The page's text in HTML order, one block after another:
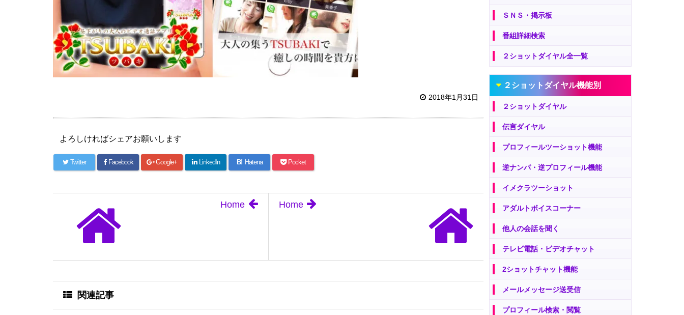
2018年1月31日
よろしければシェアお願いします
Twitter Facebook Google+ LinkedIn B! Hatena Pocket
Home
Home
関連記事
ＳＮＳ・掲示板
番組詳細検索
２ショットダイヤル全一覧
２ショットダイヤル機能別
２ショットダイヤル
伝言ダイヤル
プロフィールツーショット機能
逆ナンパ・逆プロフィール機能
イメクラツーショット
アダルトボイスコーナー
他人の会話を聞く
テレビ電話・ビデオチャット
2ショットチャット機能
メールメッセージ送受信
プロフィール検索・閲覧